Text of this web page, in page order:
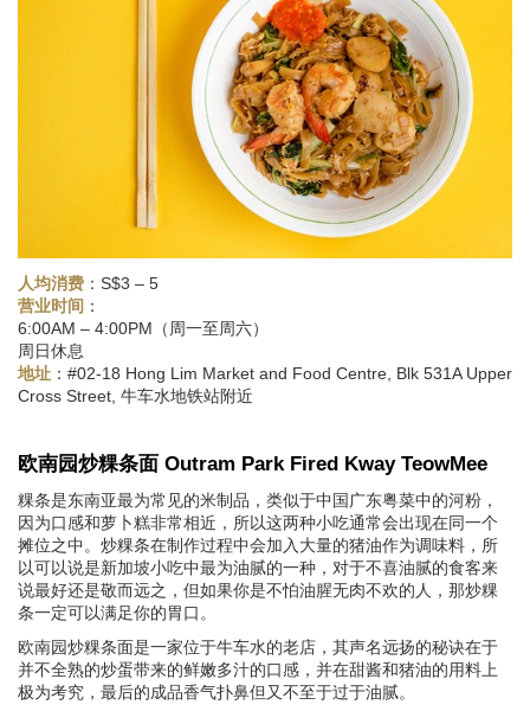
人均消费 ：S$3 – 5
营业时间 ：
6:00AM – 4:00PM（周一至周六）
周日休息
地址 ：#02-18 Hong Lim Market and Food Centre, Blk 531A Upper
Cross Street, 牛车水地铁站附近
欧南园炒粿条面 Outram Park Fired Kway TeowMee
粿条是东南亚最为常见的米制品，类似于中国广东粤菜中的河粉，
因为口感和萝卜糕非常相近，所以这两种小吃通常会出现在同一个
摊位之中。炒粿条在制作过程中会加入大量的猪油作为调味料，所
以可以说是新加坡小吃中最为油腻的一种，对于不喜油腻的食客来
说最好还是敬而远之，但如果你是不怕油腥无肉不欢的人，那炒粿
条一定可以满足你的胃口。
欧南园炒粿条面是一家位于牛车水的老店，其声名远扬的秘诀在于
并不全熟的炒蛋带来的鲜嫩多汁的口感，并在甜酱和猪油的用料上
极为考究，最后的成品香气扑鼻但又不至于过于油腻。